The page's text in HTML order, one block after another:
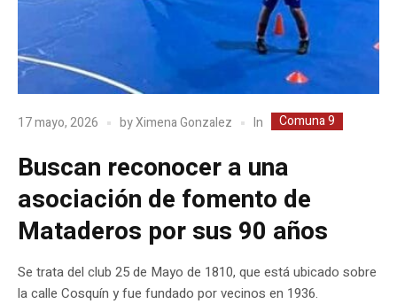
17 mayo, 2026 byXimena Gonzalez In Comuna 9
Buscan reconocer a una
asociación de fomento de
Mataderos por sus 90 años
Se trata del club 25 de Mayo de 1810, que está ubicado sobre
la calle Cosquín y fue fundado por vecinos en 1936.